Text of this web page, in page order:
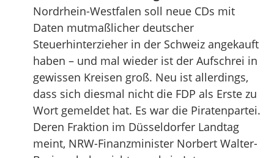
Nordrhein-Westfalen soll neue CDs mit
Daten mutmaßlicher deutscher
Steuerhinterzieher in der Schweiz angekauft
haben – und mal wieder ist der Aufschrei in
gewissen Kreisen groß. Neu ist allerdings,
dass sich diesmal nicht die FDP als Erste zu
Wort gemeldet hat. Es war die Piratenpartei.
Deren Fraktion im Düsseldorfer Landtag
meint, NRW-Finanzminister Norbert Walter-